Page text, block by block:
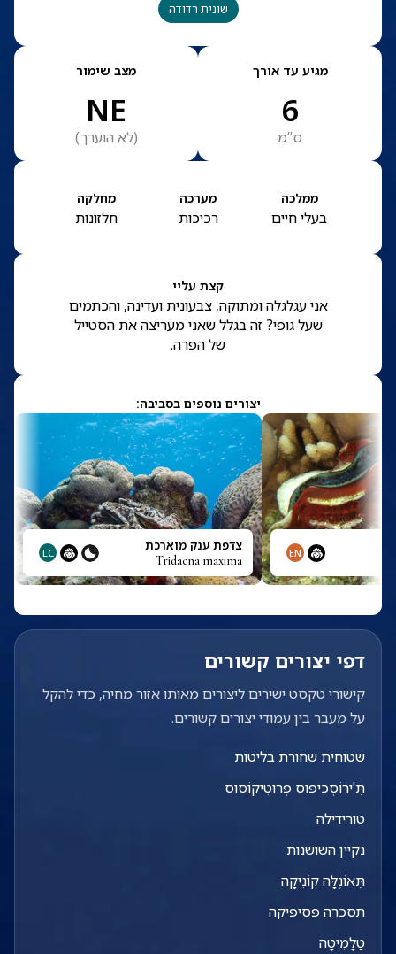
שונית רדודה
מגיע עד אורך
6
ס”מ
מצב שימור
NE
(לא הוערך)
ממלכה
בעלי חיים
מערכה
רכיכות
מחלקה
חלזונות
קצת עליי
אני עגלגלה ומתוקה, צבעונית ועדינה, והכתמים
שעל גופי? זה בגלל שאני מעריצה את הסטייל
של הפרה.
יצורים נוספים בסביבה:
EN צדפת ענק מוארכת
Tridacna maxima
LC
דפי יצורים קשורים
קישורי טקסט ישירים ליצורים מאותו אזור מחיה, כדי להקל
על מעבר בין עמודי יצורים קשורים.
שטוחית שחורת בליטות
תִ'ירוֹסְכִיפוּס פְרוּטִיקוֹסוּס
טורידילה
נקיין השושנות
תֵּאוֹנֶלָּה קוֹנִיקָה
תסכרה פסיפיקה
טַלָמִיטָה